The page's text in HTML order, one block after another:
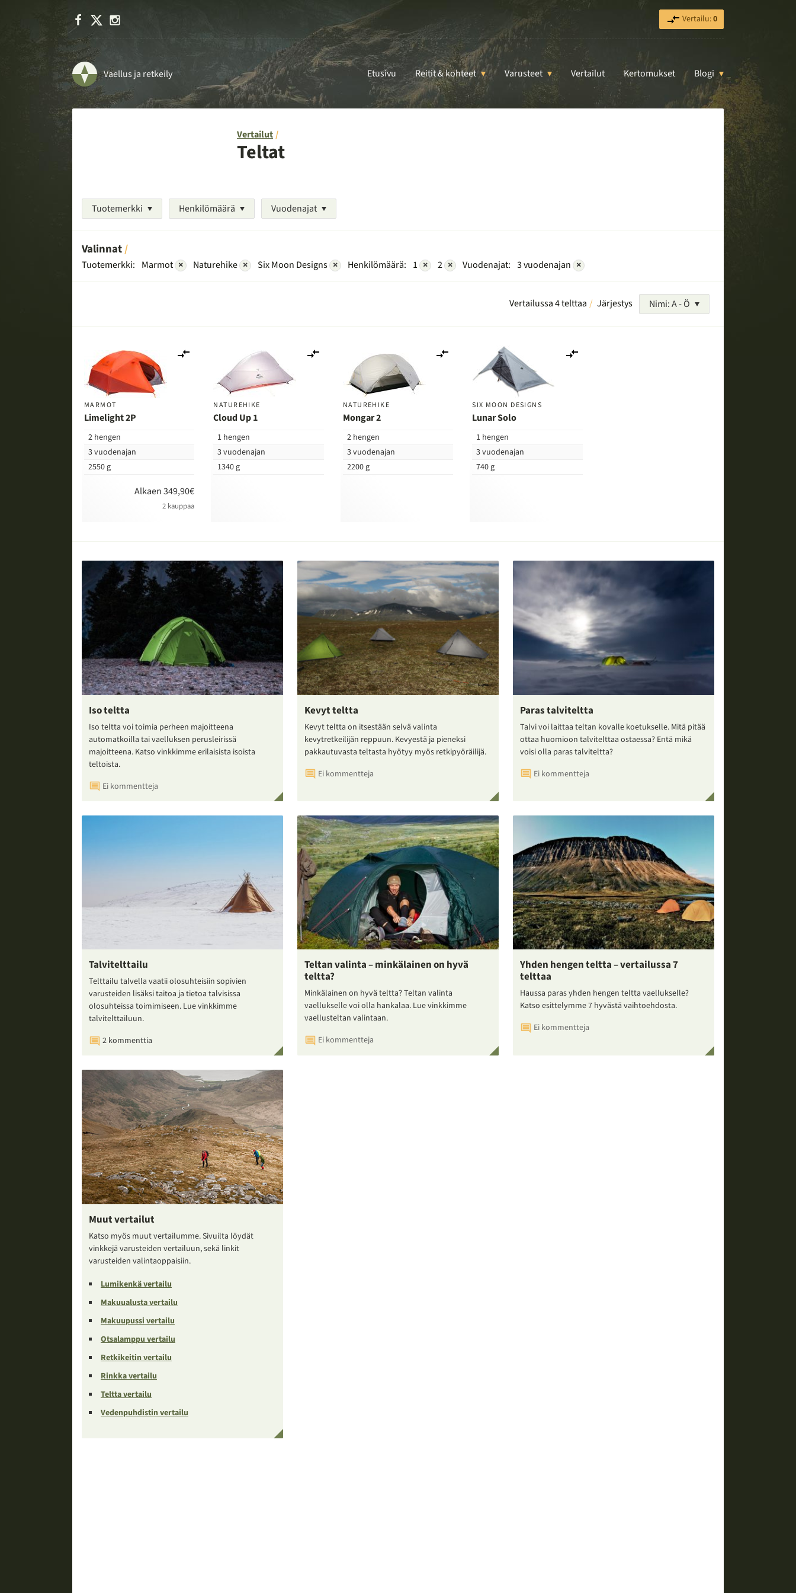
Facebook Vertailu:0
Vaellus ja retkeily Etusivu Reitit & kohteet Varusteet Vertailut Kertomukset Blogi
Vertailut
Teltat
Tuotemerkki Henkilömäärä Vuodenajat
Valinnat
Tuotemerkki: Marmot × Naturehike × Six Moon Designs × Henkilömäärä: 1 × 2 × Vuodenajat: 3 vuodenajan ×
Vertailussa 4 telttaa Järjestys Nimi: A - Ö
MARMOT
Limelight 2P
2 hengen
3 vuodenajan
2550 g
Alkaen 349,90€
2 kauppaa
NATUREHIKE
Cloud Up 1
1 hengen
3 vuodenajan
1340 g
vertailuun
NATUREHIKE
Mongar 2
2 hengen
3 vuodenajan
2200 g
vertailuun
SIX MOON DESIGNS
Lunar Solo
1 hengen
3 vuodenajan
740 g
Iso teltta
Iso teltta voi toimia perheen majoitteena
automatkoilla tai vaelluksen perusleirissä
majoitteena. Katso vinkkimme erilaisista isoista
teltoista.
Ei kommentteja
Kevyt teltta
Kevyt teltta on itsestään selvä valinta
kevytretkeilijän reppuun. Kevyestä ja pieneksi
pakkautuvasta teltasta hyötyy myös retkipyöräilijä.
Ei kommentteja
Paras talviteltta
Talvi voi laittaa teltan kovalle koetukselle. Mitä pitää
ottaa huomioon talvitelttaa ostaessa? Entä mikä
voisi olla paras talviteltta?
Ei kommentteja
Talvitelttailu
Telttailu talvella vaatii olosuhteisiin sopivien
varusteiden lisäksi taitoa ja tietoa talvisissa
olosuhteissa toimimiseen. Lue vinkkimme
talvitelttailuun.
2 kommenttia
Teltan valinta – minkälainen on hyvä
teltta?
Minkälainen on hyvä teltta? Teltan valinta
vaellukselle voi olla hankalaa. Lue vinkkimme
vaellusteltan valintaan.
Ei kommentteja
Yhden hengen teltta – vertailussa 7
telttaa
Haussa paras yhden hengen teltta vaellukselle?
Katso esittelymme 7 hyvästä vaihtoehdosta.
Ei kommentteja
Muut vertailut
Katso myös muut vertailumme. Sivuilta löydät
vinkkejä varusteiden vertailuun, sekä linkit
varusteiden valintaoppaisiin.
Lumikenkä vertailu
Makuualusta vertailu
Makuupussi vertailu
Otsalamppu vertailu
Retkikeitin vertailu
Rinkka vertailu
Teltta vertailu
Vedenpuhdistin vertailu